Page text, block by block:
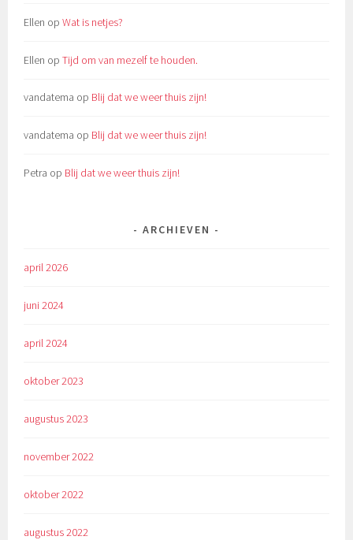
Ellen opWat is netjes?
Ellen opTijd om van mezelf te houden.
vandatema op Blij dat we weer thuis zijn!
vandatema op Blij dat we weer thuis zijn!
Petra op Blij dat we weer thuis zijn!
ARCHIEVEN
april 2026
juni 2024
april 2024
oktober 2023
augustus 2023
november 2022
oktober 2022
augustus 2022